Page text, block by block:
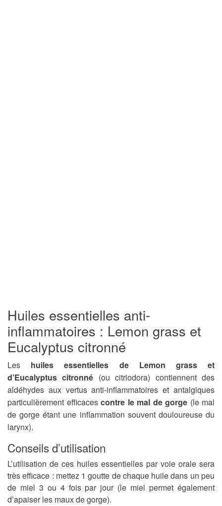
Huiles essentielles anti-
inflammatoires : Lemon grass et
Eucalyptus citronné
Les huiles essentielles de Lemon grass et
d’Eucalyptus citronné (ou citriodora) contiennent des
aldéhydes aux vertus anti-inflammatoires et antalgiques
particulièrement efficaces contre le mal de gorge (le mal
de gorge étant une inflammation souvent douloureuse du
larynx).
Conseils d’utilisation
L’utilisation de ces huiles essentielles par voie orale sera
très efficace : mettez 1 goutte de chaque huile dans un peu
de miel 3 ou 4 fois par jour (le miel permet également
d’apaiser les maux de gorge).